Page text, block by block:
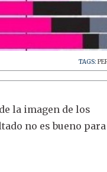
TAGS:
la imagen de los
no es bueno